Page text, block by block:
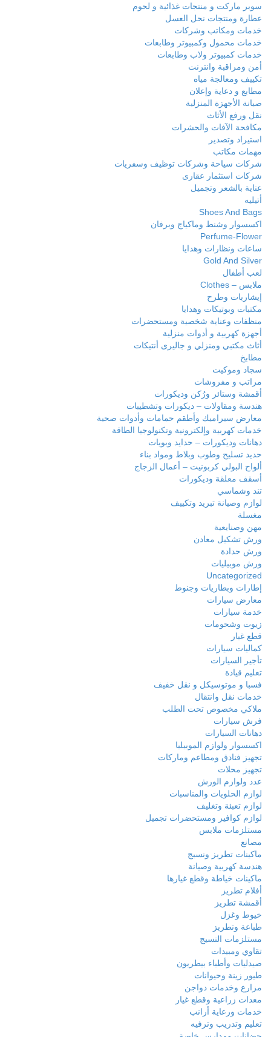
سوبر ماركت و منتجات غذائية و لحوم
عطارة ومنتجات نحل العسل
خدمات ومكاتب وشركات
خدمات محمول وكمبيوتر وطابعات
خدمات كمبيوتر ولاب وطابعات
أمن ومراقبة وانترنت
تكييف ومعالجة مياه
مطابع و دعاية وإعلان
صيانة الأجهزة المنزلية
نقل ورفع الأثاث
مكافحة الآفات والحشرات
استيراد وتصدير
مهمات مكاتب
شركات سياحة وشركات توظيف وسفريات
شركات استثمار عقارى
عناية بالشعر وتجميل
أتيليه
Shoes And Bags
اكسسوار وشنط وماكياج وبرفان
Perfume-Flower
ساعات ونظارات وهدايا
Gold And Silver
لعب أطفال
ملابس – Clothes
إيشاربات وطرح
مكتبات وبوتيكات وهدايا
منظفات وعناية شخصية ومستحضرات
أجهزة كهربية و أدوات منزلية
أثاث مكتبي ومنزلي و جاليرى أنتيكات
مطابخ
سجاد وموكيت
مراتب و مفروشات
أقمشة وستائر ورُكن وديكورات
هندسة ومقاولات – ديكورات وتشطيبات
معارض سيراميك وأطقم حمامات وأدوات صحية
خدمات كهربية وإلكترونية وتكنولوجيا الطاقة
دهانات وديكورات – حدايد وبويات
حديد تسليح وطوب وبلاط ومواد بناء
ألواح البولي كربونيت – أعمال الزجاج
أسقف معلقة وديكورات
تند وشماسي
لوازم وصيانة تبريد وتكييف
مغسلة
مهن وصنايعية
ورش تشكيل معادن
ورش حدادة
ورش موبيليات
Uncategorized
إطارات وبطاريات وجنوط
معارض سيارات
خدمة سيارات
زيوت وشحومات
قطع غيار
كماليات سيارات
تأجير السيارات
تعليم قيادة
فسبا و موتوسيكل و نقل خفيف
خدمات نقل وانتقال
ملاكي مخصوص تحت الطلب
فرش سيارات
دهانات السيارات
اكسسوار ولوازم الموبيليا
تجهيز فنادق ومطاعم وماركات
تجهيز محلات
عدد ولوازم الورش
لوازم الحلويات والمناسبات
لوازم تعبئة وتغليف
لوازم كوافير ومستحضرات تجميل
مستلزمات ملابس
مصانع
ماكينات تطريز ونسيج
هندسة كهربية وصيانة
ماكينات خياطة وقطع غيارها
أفلام تطريز
أقمشة تطريز
خيوط وغزل
طباعة وتطريز
مستلزمات النسيج
تقاوي ومبيدات
صيدليات وأطباء بيطريون
طيور زينة وحيوانات
مزارع وخدمات دواجن
معدات زراعية وقطع غيار
خدمات ورعاية أرانب
تعليم وتدريب وترفيه